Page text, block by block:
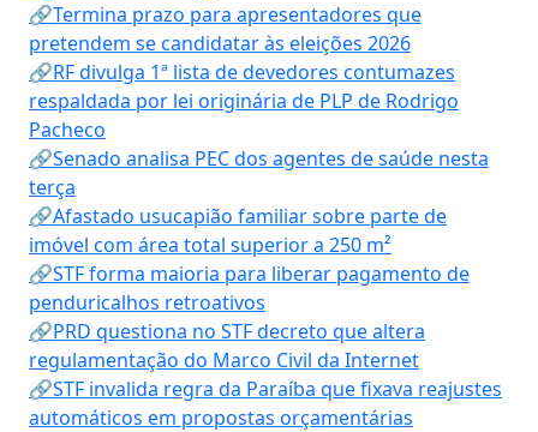
🔗Termina prazo para apresentadores que
pretendem se candidatar às eleições 2026
🔗RF divulga 1ª lista de devedores contumazes
respaldada por lei originária de PLP de Rodrigo
Pacheco
🔗Senado analisa PEC dos agentes de saúde nesta
terça
🔗Afastado usucapião familiar sobre parte de
imóvel com área total superior a 250 m²
🔗STF forma maioria para liberar pagamento de
penduricalhos retroativos
🔗PRD questiona no STF decreto que altera
regulamentação do Marco Civil da Internet
🔗STF invalida regra da Paraíba que fixava reajustes
automáticos em propostas orçamentárias